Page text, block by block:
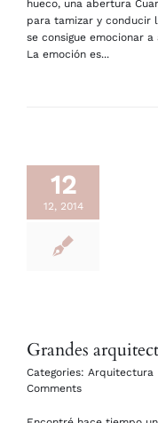
hueco, una abertura
para tamizar y conducir
se consigue emocionar
La emoción es...
12
12, 2014
Grandes
Categories: Arquitectura
Comments